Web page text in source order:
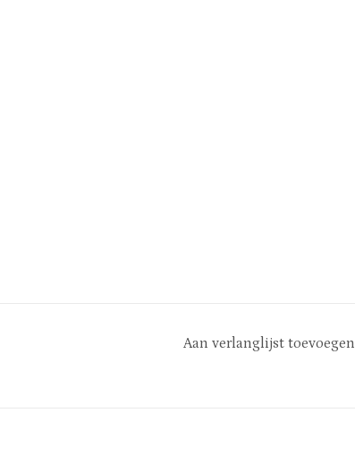
Aan verlanglijst toevoegen